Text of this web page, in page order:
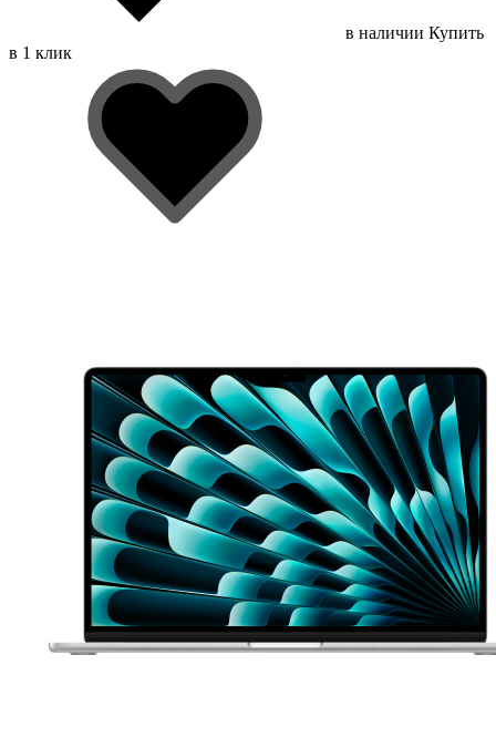
в наличии Купить
в 1 клик